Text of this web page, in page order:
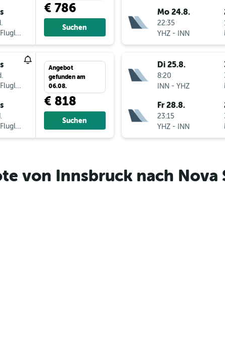
€ 786
Suchen
Angebot
gefunden am
06.08.
€ 818
Suchen
Mo 24.8.
22:35
YHZ- INN
Di 25.8.
8:20
INN - YHZ
Fr 28.8.
23:15
YHZ- INN
von Innsbruck nach Nova